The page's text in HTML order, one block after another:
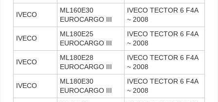
IVECO
ML160E30
EUROCARGO III
IVECO TECTOR 6 F4A
~ 2008
IVECO
ML180E25
EUROCARGO III
IVECO TECTOR 6 F4A
~ 2008
IVECO
ML180E28
EUROCARGO III
IVECO TECTOR 6 F4A
~ 2008
IVECO
ML180E30
EUROCARGO III
IVECO TECTOR 6 F4A
~ 2008